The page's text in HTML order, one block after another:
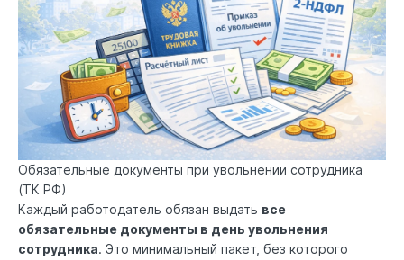
Обязательные документы при увольнении сотрудника
(ТК РФ)
Каждый работодатель обязан выдать все
обязательные документы в день увольнения
сотрудника. Это минимальный пакет, без которого